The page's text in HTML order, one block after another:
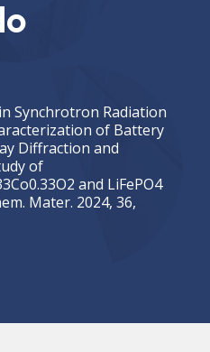
Synchrotron Radiation
of Battery
Diffraction and
of
and LiFePO4
Mater. 2024, 36,